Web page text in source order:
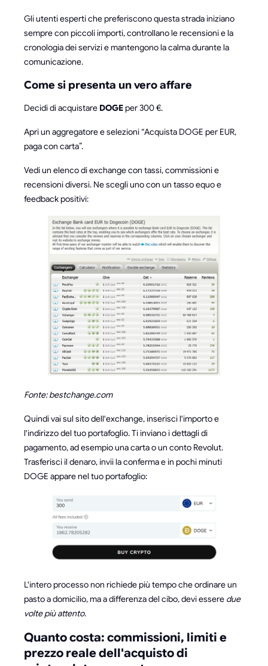
Gli utenti esperti che preferiscono questa strada iniziano
sempre con piccoli importi, controllano le recensioni e la
cronologia dei servizi e mantengono la calma durante la
comunicazione.
Come si presenta un vero affare
Decidi di acquistare DOGEper 300 €.
Apri un aggregatore e selezioni “Acquista DOGE per EUR,
paga con carta”.
Vedi un elenco di exchange con tassi, commissioni e
recensioni diversi. Ne scegli uno con un tasso equo e
feedback positivi:
Fonte: bestchange.com
Quindi vai sul sito dell'exchange, inserisci l'importo e
l'indirizzo del tuo portafoglio. Ti inviano i dettagli di
pagamento, ad esempio una carta o un conto Revolut.
Trasferisci il denaro, invii la conferma e in pochi minuti
DOGE appare nel tuo portafoglio:
L'intero processo non richiede più tempo che ordinare un
pasto a domicilio, ma a differenza del cibo, devi essere due
volte più attento.
Quanto costa: commissioni, limiti e
prezzo reale dell'acquisto di